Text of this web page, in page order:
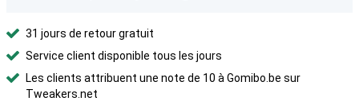
31 jours de retour gratuit
Service client disponible tous les jours
Les clients attribuent une note de 10 à Gomibo.be sur
Tweakers.net